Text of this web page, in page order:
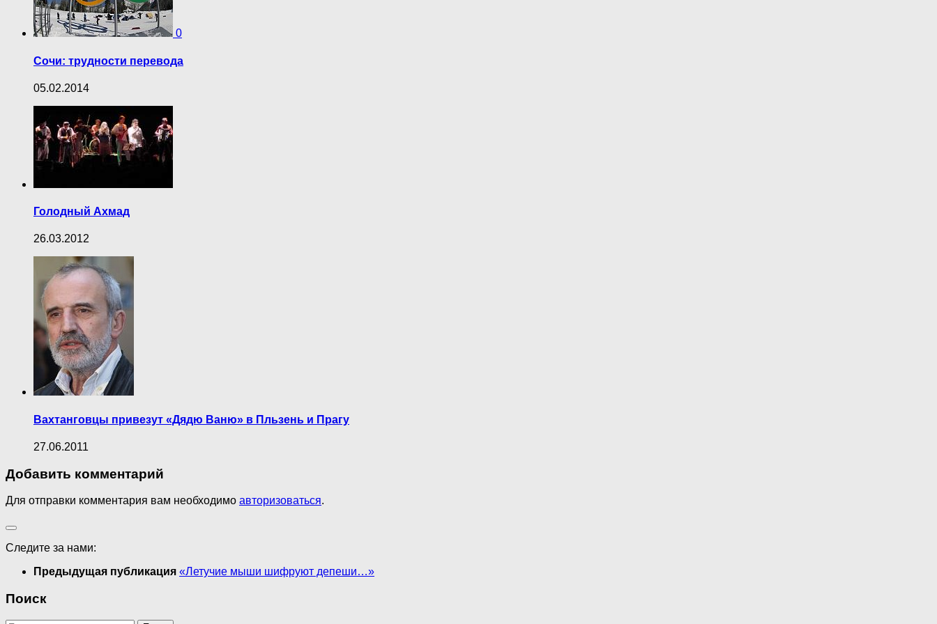
0
Сочи: трудности перевода
05.02.2014
Голодный Ахмад
26.03.2012
Вахтанговцы привезут «Дядю Ваню» в Пльзень и Прагу
27.06.2011
Добавить комментарий
Для отправки комментария вам необходимо авторизоваться.
Следите за нами:
Предыдущая публикация «Летучие мыши шифруют депеши…»
Поиск